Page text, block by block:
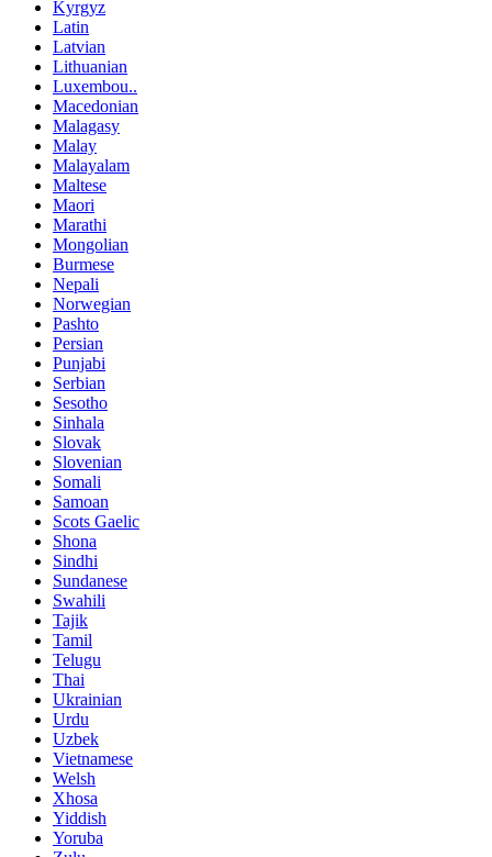
Kyrgyz
Latin
Latvian
Lithuanian
Luxembou..
Macedonian
Malagasy
Malay
Malayalam
Maltese
Maori
Marathi
Mongolian
Burmese
Nepali
Norwegian
Pashto
Persian
Punjabi
Serbian
Sesotho
Sinhala
Slovak
Slovenian
Somali
Samoan
Scots Gaelic
Shona
Sindhi
Sundanese
Swahili
Tajik
Tamil
Telugu
Thai
Ukrainian
Urdu
Uzbek
Vietnamese
Welsh
Xhosa
Yiddish
Yoruba